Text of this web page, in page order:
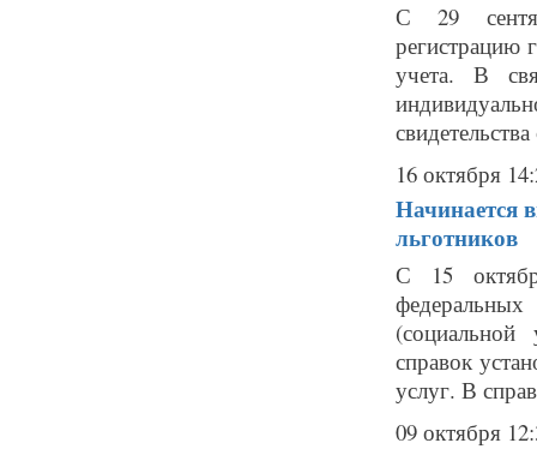
С 29
регистрацию
учета. В
16 октября
Начинается
льготников
С 15
справок
услуг. В
09 октября